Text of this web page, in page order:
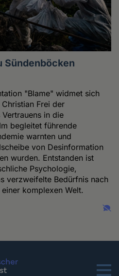
Sündenböcken
"Blame" widmet sich
Frei der
in die
begleitet führende
warnten und
von Desinformation
wurden. Entstanden ist
Psychologie,
verzweifelte Bedürfnis nach
komplexen Welt.
Menu